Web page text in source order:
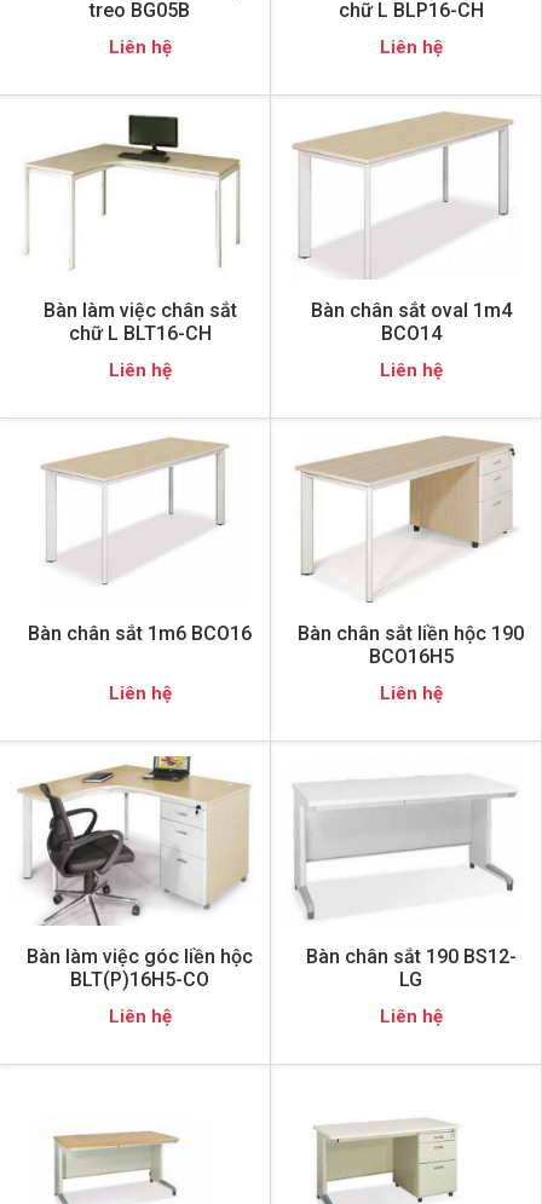
treo BG05B
Liên hệ
chữ L BLP16-CH
Liên hệ
Bàn làm việc chân sắt
chữ L BLT16-CH
Liên hệ
Bàn chân sắt oval 1m4
BCO14
Liên hệ
Bàn chân sắt 1m6 BCO16
Liên hệ
Bàn chân sắt liền hộc 190
BCO16H5
Liên hệ
Bàn làm việc góc liền hộc
BLT(P)16H5-CO
Liên hệ
Bàn chân sắt 190 BS12-
LG
Liên hệ